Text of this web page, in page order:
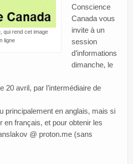
qui rend cet image
ligne
Conscience
Canada vous
invite à un
session
d’informations
dimanche, le
20 avril, par l’intermédiaire de
principalement en anglais, mais si
en français, et pour obtenir les
@ proton.me (sans